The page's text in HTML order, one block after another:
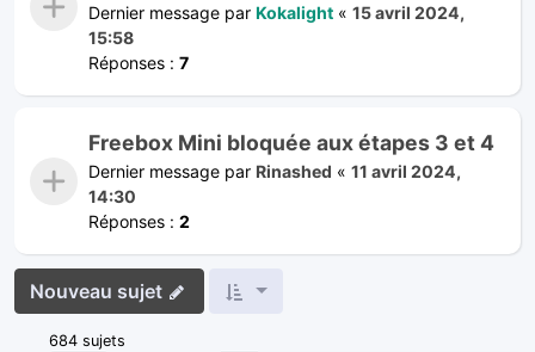
Dernier message par Kokalight « 15 avril 2024,
15:58
Réponses : 7
Freebox Mini bloquée aux étapes 3 et 4
Dernier message par Rinashed « 11 avril 2024,
14:30
Réponses : 2
Nouveau sujet
684 sujets